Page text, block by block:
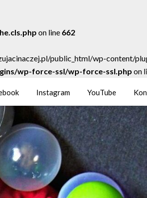
on line 662
public_html/wp-content/
wp-force-ssl/wp-force-ssl.php on
Instagram YouTube